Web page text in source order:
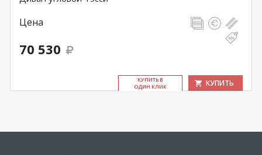
Цена
70 530
КУ­ПИТЬ В
ОДИН КЛИК
КУПИТЬ